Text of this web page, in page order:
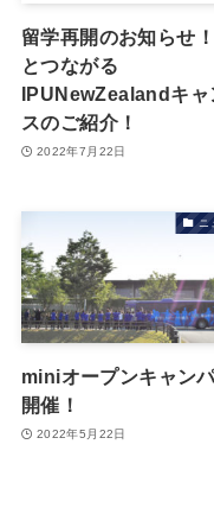
留学再開のお知らせ
とつながる
IPUNewZealandキャ
スのご紹介！
2022年7月22日
ニ
miniオープンキャン
開催！
2022年5月22日